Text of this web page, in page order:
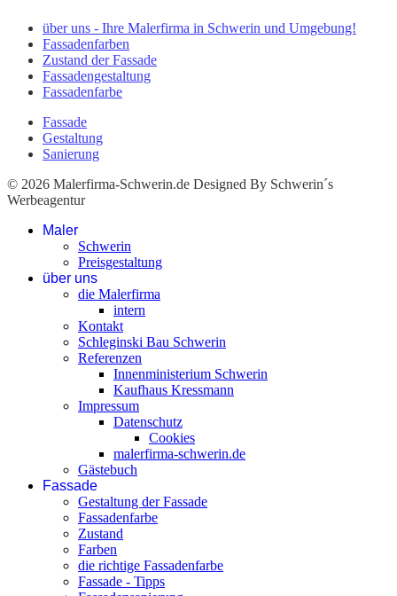
über uns - Ihre Malerfirma in Schwerin und Umgebung!
Fassadenfarben
Zustand der Fassade
Fassadengestaltung
Fassadenfarbe
Fassade
Gestaltung
Sanierung
© 2026 Malerfirma-Schwerin.de Designed By Schwerin´s
Werbeagentur
Maler
Schwerin
Preisgestaltung
über uns
die Malerfirma
intern
Kontakt
Schleginski Bau Schwerin
Referenzen
Innenministerium Schwerin
Kaufhaus Kressmann
Impressum
Datenschutz
Cookies
malerfirma-schwerin.de
Gästebuch
Fassade
Gestaltung der Fassade
Fassadenfarbe
Zustand
Farben
die richtige Fassadenfarbe
Fassade - Tipps